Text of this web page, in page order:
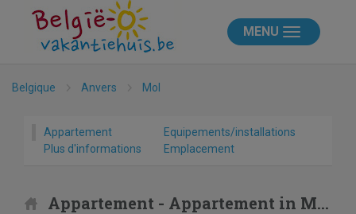
MENU
Belgique Anvers Mol
Appartement
Equipements/installations
Plus d'informations
Emplacement
Appartement - Appartement in Mol